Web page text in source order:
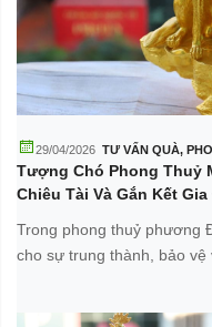
29/04/2026 TƯ VẤN QUÀ,
Tượng Chó Phong Thuỷ
Chiêu Tài Và Gắn Kết
Trong phong thuỷ phương
cho sự trung thành, bảo vệ